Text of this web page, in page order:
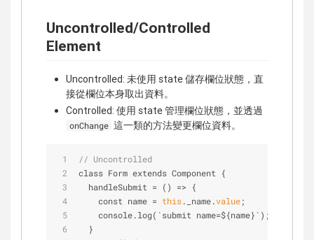
Uncontrolled/Controlled
Element
Uncontrolled: 未使用 state 儲存欄位狀態，直
接從欄位本身取出資料。
Controlled: 使用 state 管理欄位狀態，並透過
onChange 這一類的方法變更欄位資料。
// Uncontrolled
class Form extends Component {
  handleSubmit
= () => {
    const name
= this._name.value;
    console.log(`submit name
=${name}`);
  }